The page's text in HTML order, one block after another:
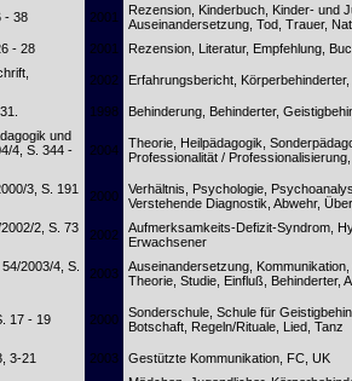
- 38 2001
Rezension, Kinderbuch, Kinder- und
Auseinandersetzung, Tod, Trauer,
- 28 2001 Rezension, Literatur, Empfehlung,
2002 Erfahrungsbericht,
1998 Behinderung, Behinderter,
und
4, S. 344 -
2004
Theorie, Heilpädagogik,
Professionalität /
3, S. 191
2000
Verhältnis, Psychologie,
Verstehende Diagnostik, Abwehr,
2, S. 73
2002
Aufmerksamkeits-Defizit-Syndrom,
Erwachsener
2003/4, S.
2003
Auseinandersetzung,
Theorie, Studie, Einfluß, Behinderter,
17 - 19 2000
Sonderschule, Schule für
Botschaft, Regeln/Rituale, Lied, Tanz
3-21 2003
Gestützte Kommunikation, FC, UK